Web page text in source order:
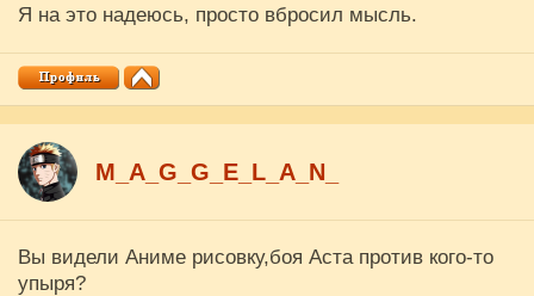
Я на это надеюсь, просто вбросил мысль.
M_A_G_G_E_L_A_N_
Вы видели Аниме рисовку,боя Аста против кого-то
упыря?